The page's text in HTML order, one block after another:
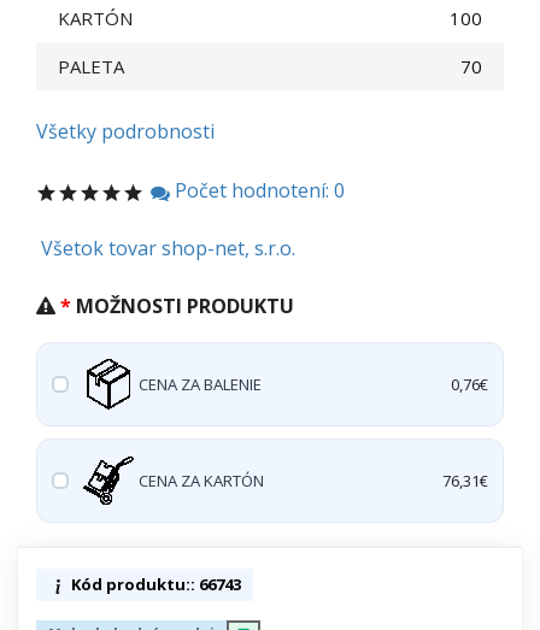
KARTÓN
100
PALETA
70
Všetky podrobnosti
Počet hodnotení: 0
Všetok tovar shop-net, s.r.o.
MOŽNOSTI PRODUKTU
CENA ZA BALENIE 0,76€
CENA ZA KARTÓN 76,31€
Kód produktu:: 66743